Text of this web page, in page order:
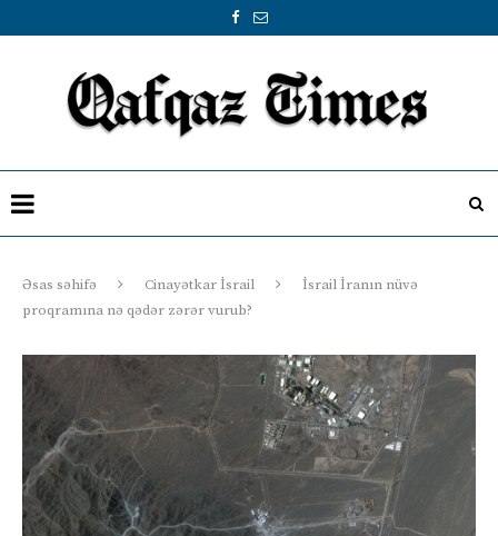
Əsas səhifə Cinayətkar İsrail
İsrail İranın nüvə
proqramına nə qədər zərər vurub?